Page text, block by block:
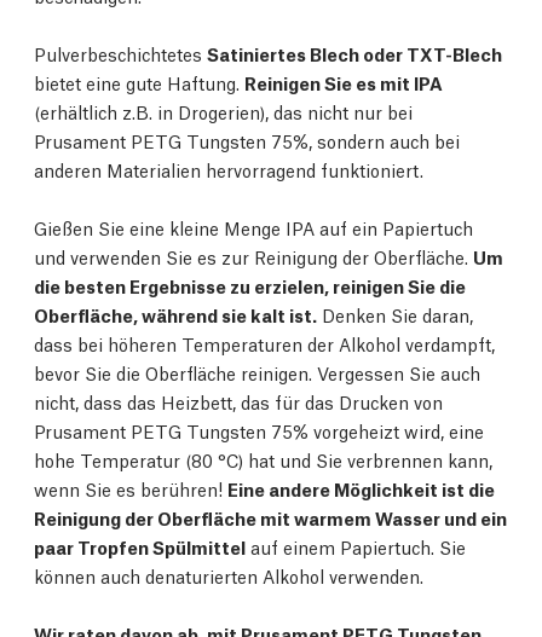
Pulverbeschichtetes Satiniertes Blech oder TXT-Blech
bietet eine gute Haftung. Reinigen Sie es mit IPA
(erhältlich z.B. in Drogerien), das nicht nur bei
Prusament PETG Tungsten 75%, sondern auch bei
anderen Materialien hervorragend funktioniert.
Gießen Sie eine kleine Menge IPA auf ein Papiertuch
und verwenden Sie es zur Reinigung der Oberfläche. Um
die besten Ergebnisse zu erzielen, reinigen Sie die
Oberfläche, während sie kalt ist. Denken Sie daran,
dass bei höheren Temperaturen der Alkohol verdampft,
bevor Sie die Oberfläche reinigen. Vergessen Sie auch
nicht, dass das Heizbett, das für das Drucken von
Prusament PETG Tungsten 75% vorgeheizt wird, eine
hohe Temperatur (80 °C) hat und Sie verbrennen kann,
wenn Sie es berühren! Eine andere Möglichkeit ist die
Reinigung der Oberfläche mit warmem Wasser und ein
paar Tropfen Spülmittel auf einem Papiertuch. Sie
können auch denaturierten Alkohol verwenden.